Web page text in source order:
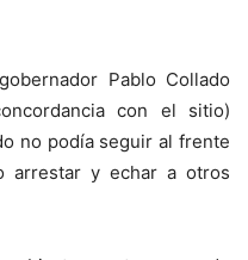
Pablo Collado
con el sitio)
no podía seguir al frente
arrestar y echar a otros